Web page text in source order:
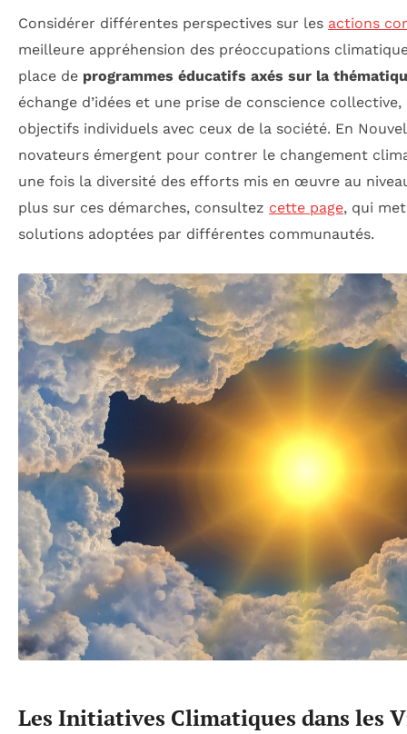
Considérer différentes perspectives sur les actions
meilleure appréhension des préoccupations
place de programmes éducatifs axés sur la
échange d’idées et une prise de conscience
objectifs individuels avec ceux de la société. En
novateurs émergent pour contrer le changement
une fois la diversité des efforts mis en œuvre au
plus sur ces démarches, consultez cette page, qui
solutions adoptées par différentes communautés.
Les Initiatives Climatiques dans les